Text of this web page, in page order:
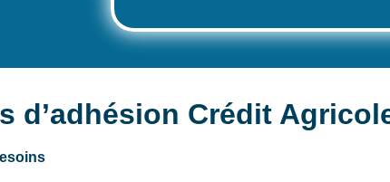
d’adhésion Crédit